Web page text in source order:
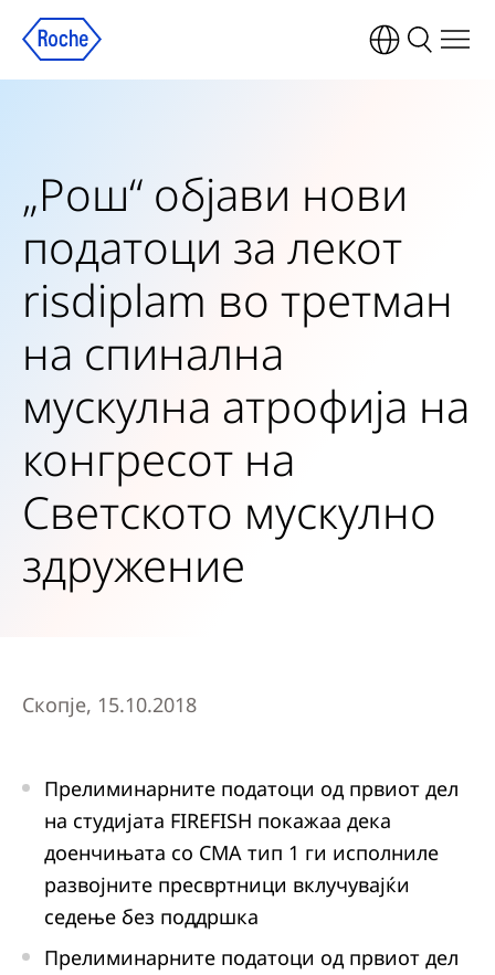
„Рош“ објави нови
податоци за лекот
risdiplam во третман
на спинална
мускулна атрофија на
конгресот на
Светското мускулно
здружение
Скопје, 15.10.2018
Прелиминарните податоци од првиот дел
на студијата FIREFISH покажаа дека
доенчињата со СМА тип 1 ги исполниле
развојните пресвртници вклучувајќи
седење без поддршка
Прелиминарните податоци од првиот дел